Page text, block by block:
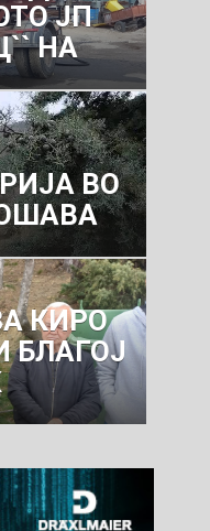
ЈП
НА
ЗА
ВО
КИРО
БЛАГОЈ